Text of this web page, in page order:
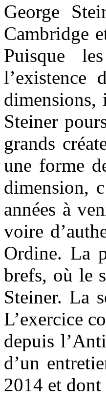
George
Cambridge
Puisque
l’existence
dimensions,
Steiner
grands
une forme
dimension,
années à
voire
Ordine. La
brefs, où le
Steiner. La
L’exercice
depuis
d’un
2014 et dont